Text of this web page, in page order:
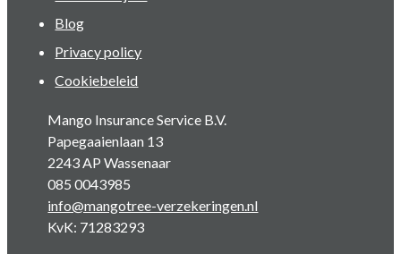
Blog
Privacy policy
Cookiebeleid
Mango Insurance Service B.V.
Papegaaienlaan 13
2243 AP Wassenaar
085 0043985
info@mangotree-verzekeringen.nl
KvK: 71283293